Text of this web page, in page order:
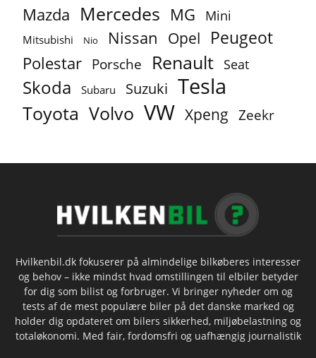
Mazda Mercedes MG Mini
Mitsubishi Nio Nissan Opel Peugeot
Polestar Porsche Renault Seat
Skoda Subaru Suzuki Tesla
Toyota Volvo VW Xpeng Zeekr
Hvilkenbil.dk fokuserer på almindelige bilkøberes interesser
og behov – ikke mindst hvad omstillingen til elbiler betyder
for dig som bilist og forbruger. Vi bringer nyheder om og
tests af de mest populære biler på det danske marked og
holder dig opdateret om bilers sikkerhed, miljøbelastning og
totaløkonomi. Med fair, fordomsfri og uafhængig journalistik